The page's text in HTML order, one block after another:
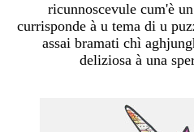
ricunnoscevule cum'è
currisponde à u tema di u
assai bramati chì
deliziosa à una